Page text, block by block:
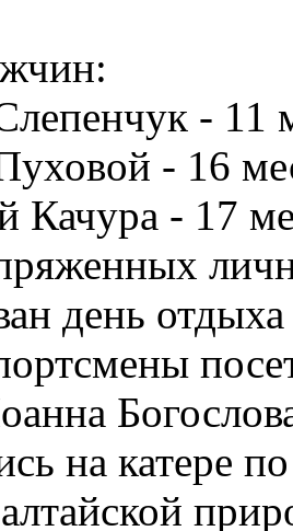
- 11
- 16
Качура - 17
день
на катере